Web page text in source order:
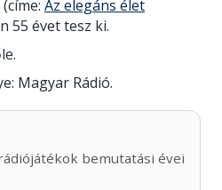
Az elegáns élet
55 évet tesz ki.
Magyar Rádió.
bemutatási évei